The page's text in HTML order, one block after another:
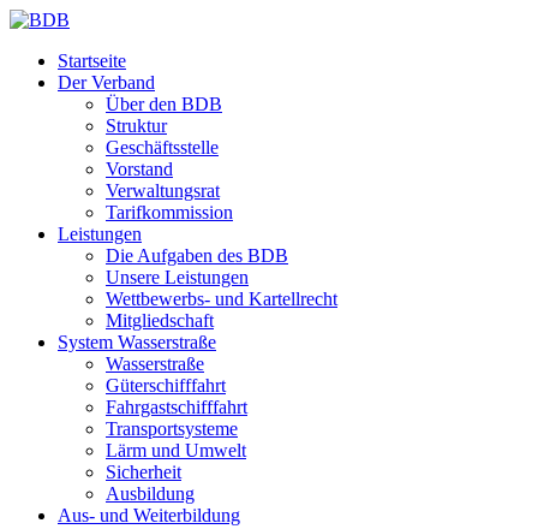
Startseite
Der Verband
Über den BDB
Struktur
Geschäftsstelle
Vorstand
Verwaltungsrat
Tarifkommission
Leistungen
Die Aufgaben des BDB
Unsere Leistungen
Wettbewerbs- und Kartellrecht
Mitgliedschaft
System Wasserstraße
Wasserstraße
Güterschifffahrt
Fahrgastschifffahrt
Transportsysteme
Lärm und Umwelt
Sicherheit
Ausbildung
Aus- und Weiterbildung